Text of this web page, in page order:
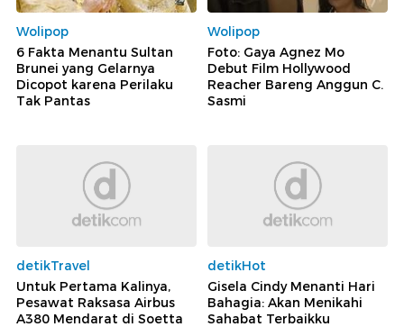
Wolipop
6 Fakta Menantu Sultan
Brunei yang Gelarnya
Dicopot karena Perilaku
Tak Pantas
Wolipop
Foto: Gaya Agnez Mo
Debut Film Hollywood
Reacher Bareng Anggun C.
Sasmi
detikTravel
Untuk Pertama Kalinya,
Pesawat Raksasa Airbus
A380 Mendarat di Soetta
detikHot
Gisela Cindy Menanti Hari
Bahagia: Akan Menikahi
Sahabat Terbaikku